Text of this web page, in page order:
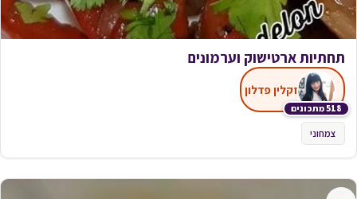
תחתיות ארטישוק וערמונים
518 מתכונים
זקלין פדלון
צמחוני